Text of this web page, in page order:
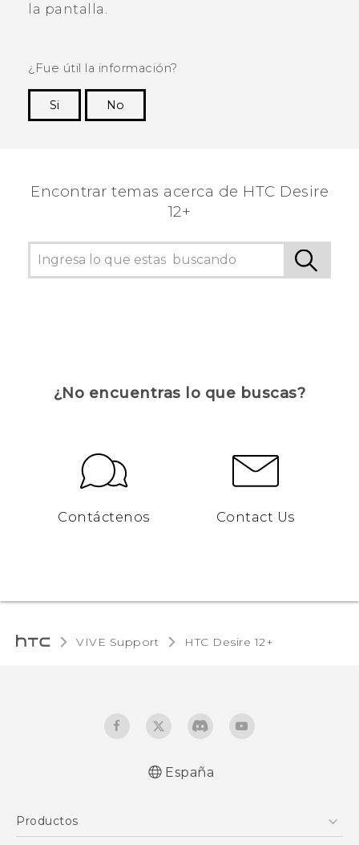
la pantalla.
¿Fue útil la información?
Si
No
Encontrar temas acerca de HTC Desire
12+
¿No encuentras lo que buscas?
Contáctenos Contact Us
VIVE Support HTC Desire 12+‎
España
Productos